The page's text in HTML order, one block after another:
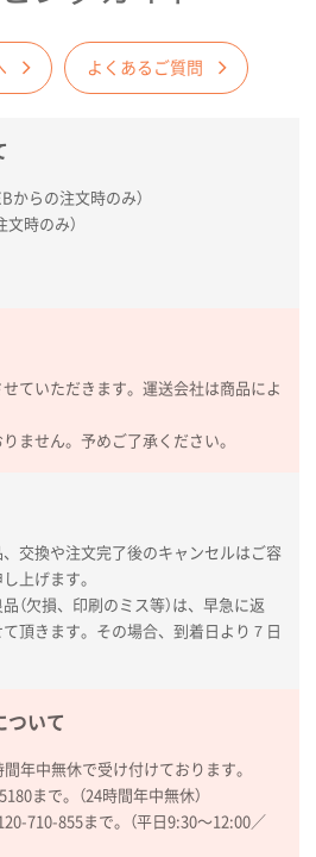
よくあるご質問
からの注文時のみ）
時のみ）
ていただきます。運送会社は商品によ
ません。予めご了承ください。
交換や注文完了後のキャンセルはご容
上げます。
（欠損、印刷のミス等）は、早急に返
頂きます。その場合、到着日より７日
ついて
年中無休で受け付けております。
まで。（24時間年中無休）
710-855まで。（平日9:30〜12:00／